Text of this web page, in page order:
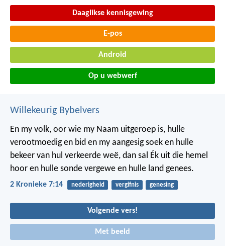
Daaglikse kennisgewing
E-pos
Android
Op u webwerf
Willekeurig Bybelvers
En my volk, oor wie my Naam uitgeroep is, hulle
verootmoedig en bid en my aangesig soek en hulle
bekeer van hul verkeerde weë, dan sal Ék uit die hemel
hoor en hulle sonde vergewe en hulle land genees.
2 Kronieke 7:14 nederigheid vergifnis genesing
Volgende vers!
Met beeld